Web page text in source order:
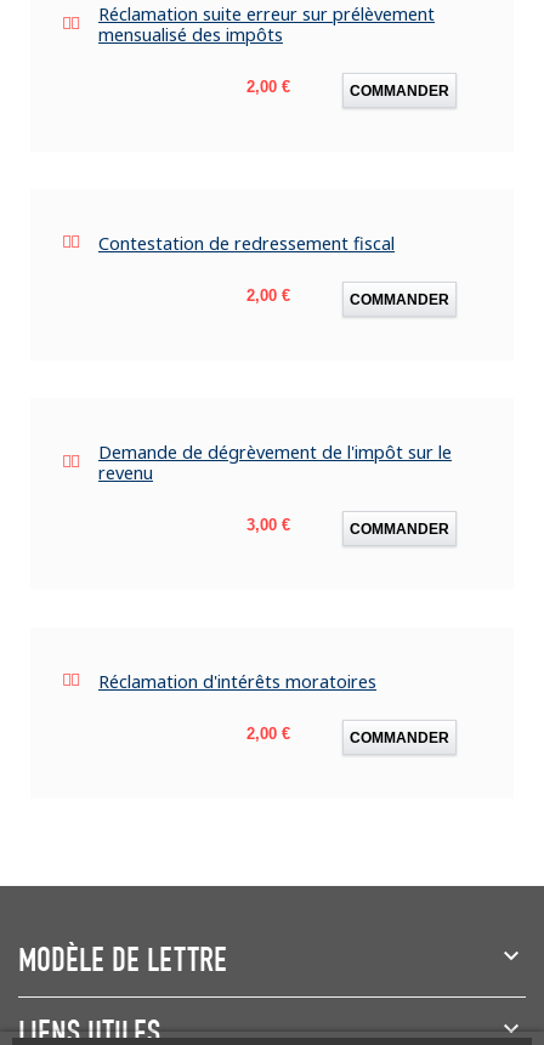
Réclamation suite erreur sur prélèvement
mensualisé des impôts
Prix
2,00 € COMMANDER
Contestation de redressement fiscal
Prix
2,00 € COMMANDER
Demande de dégrèvement de l'impôt sur le
revenu
Prix
3,00 € COMMANDER
Réclamation d'intérêts moratoires
Prix
2,00 € COMMANDER
MODÈLE DE LETTRE
LIENS UTILES